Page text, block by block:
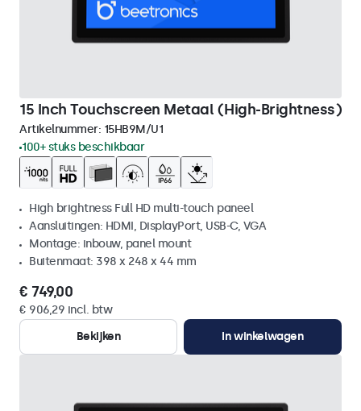
15 Inch Touchscreen Metaal (High-Brightness)
Artikelnummer: 15HB9M/U1
100+ stuks beschikbaar
High brightness Full HD multi-touch paneel
Aansluitingen: HDMI, DisplayPort, USB-C, VGA
Montage: inbouw, panel mount
Buitenmaat: 398 x 248 x 44 mm
€ 749,00
€ 906,29 incl. btw
Bekijken
In winkelwagen